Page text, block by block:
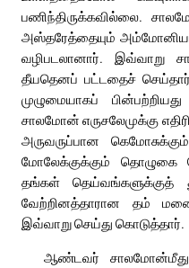
பணிந்திருக்கவில்லை.
அஸ்தரேத்தையும்
வழிபடலானார். இவ்வாறு
தீயதெனப் பட்டதைச்
முழுமையாகப்
சாலமோன் எருசலேமுக்கு
அருவருப்பான
மோலேக்குக்கும் தொழுகை
தங்கள் தெய்வங்களுக்குத்
வேற்றினத்தாரான தம்
இவ்வாறு செய்து கொடுத்தார்.
ஆண்டவர் சாலமோன்மீது